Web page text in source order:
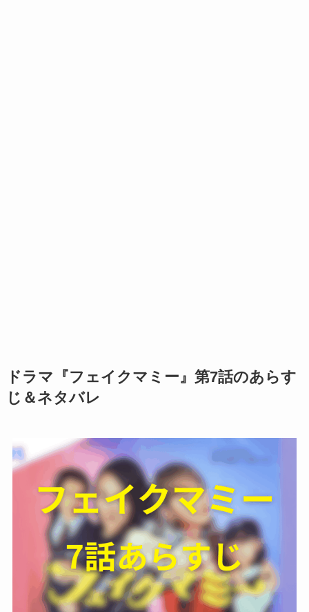
ドラマ『フェイクマミー』第7話のあらす
じ＆ネタバレ